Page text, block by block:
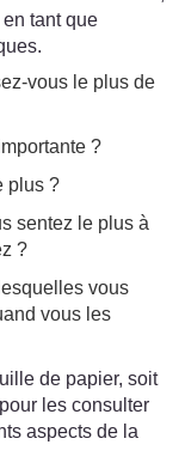
tant que
vous le plus de
?
plus ?
sentez le plus à
?
vous
vous les
de papier, soit
les consulter
aspects de la